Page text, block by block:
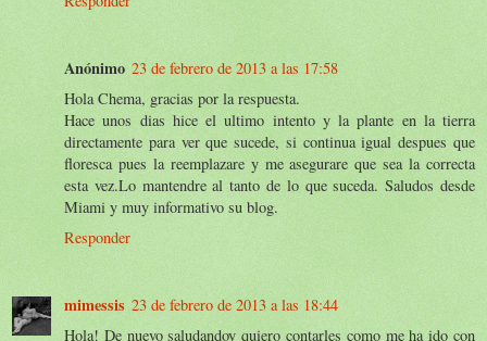
Anónimo 23 de febrero de 2013 a las 17:58
Hola Chema, gracias por la respuesta.
Hace unos dias hice el ultimo intento y la plante en la tierra
directamente para ver que sucede, si continua igual despues que
floresca pues la reemplazare y me asegurare que sea la correcta
esta vez.Lo mantendre al tanto de lo que suceda. Saludos desde
Miami y muy informativo su blog.
Responder
mimessis 23 de febrero de 2013 a las 18:44
Hola! De nuevo saludandoy quiero contarles como me ha ido con